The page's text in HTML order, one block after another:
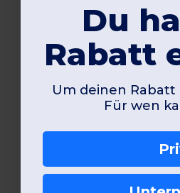
Du
Rabatt
Um deinen Rabatt
Für wen